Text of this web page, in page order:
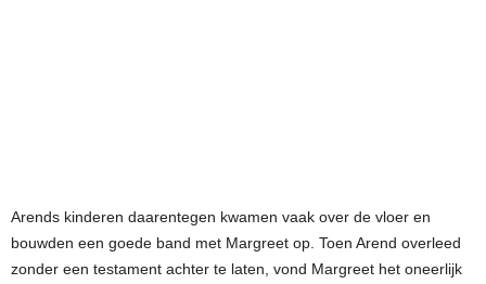
Arends kinderen daarentegen kwamen vaak over de vloer en
bouwden een goede band met Margreet op. Toen Arend overleed
zonder een testament achter te laten, vond Margreet het oneerlijk